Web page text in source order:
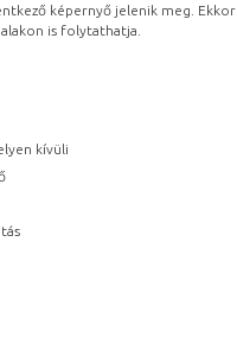
képernyő jelenik meg. Ekkor
is folytathatja.
kívüli